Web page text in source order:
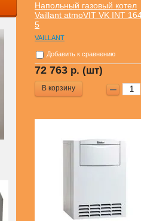
Напольный газовый котел
Vaillant atmoVIT VK INT
5
VAILLANT
Добавить к сравнению
72 763 р. (шт)
В корзину